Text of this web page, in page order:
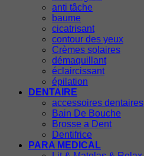
anti tâche
baume
cicatrisant
contour des yeux
Crèmes solaires
démaquillant
éclaircissant
épilation
DENTAIRE
accessoires dentaires
Bain De Bouche
Brosse a Dent
Dentifrice
PARA MEDICAL